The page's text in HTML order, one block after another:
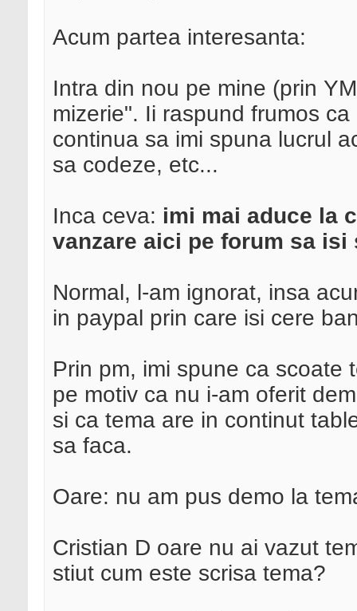
Acum partea interesanta:
Intra din nou pe mine (prin
mizerie". Ii raspund frumos
continua sa imi spuna lucrul
sa codeze, etc...
Inca ceva: imi mai aduce la
vanzare aici pe forum sa
Normal, l-am ignorat, insa
in paypal prin care isi cere
Prin pm, imi spune ca scoate
pe motiv ca nu i-am oferit
si ca tema are in continut
sa faca.
Oare: nu am pus demo la
Cristian D oare nu ai vazut
stiut cum este scrisa tema?